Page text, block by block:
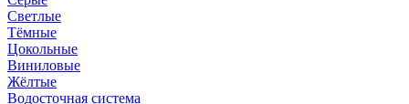
Светлые
Тёмные
Цокольные
Виниловые
Жёлтые
Водосточная система